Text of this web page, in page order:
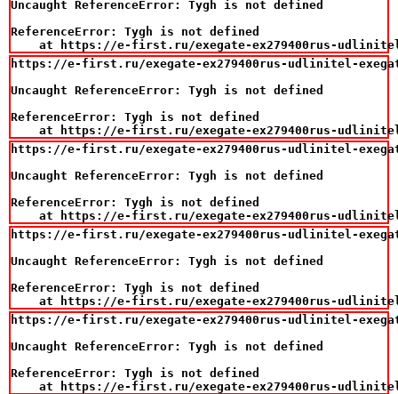
Uncaught ReferenceError: Tygh is not defined
ReferenceError: Tygh is not defined
at https://e-first.ru/exegate-ex279400rus-
https://e-first.ru/exegate-ex279400rus-udlinitel-
Uncaught ReferenceError: Tygh is not defined
ReferenceError: Tygh is not defined
at https://e-first.ru/exegate-ex279400rus-
https://e-first.ru/exegate-ex279400rus-udlinitel-
Uncaught ReferenceError: Tygh is not defined
ReferenceError: Tygh is not defined
at https://e-first.ru/exegate-ex279400rus-
https://e-first.ru/exegate-ex279400rus-udlinitel-
Uncaught ReferenceError: Tygh is not defined
ReferenceError: Tygh is not defined
at https://e-first.ru/exegate-ex279400rus-
https://e-first.ru/exegate-ex279400rus-udlinitel-
Uncaught ReferenceError: Tygh is not defined
ReferenceError: Tygh is not defined
at https://e-first.ru/exegate-ex279400rus-